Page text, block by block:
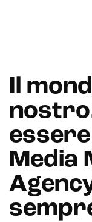
Il
Media